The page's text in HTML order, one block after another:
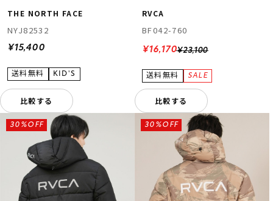
THE NORTH FACE
NYJ82532
¥15,400
比較する
RVCA
BF042-760
¥23,100
¥16,170
比較する
30%OFF 30%OFF